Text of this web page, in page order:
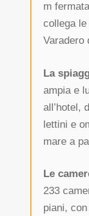
m
collega
Varadero
La
ampia e
all’hotel,
lettini e
mare a
Le
233
piani,